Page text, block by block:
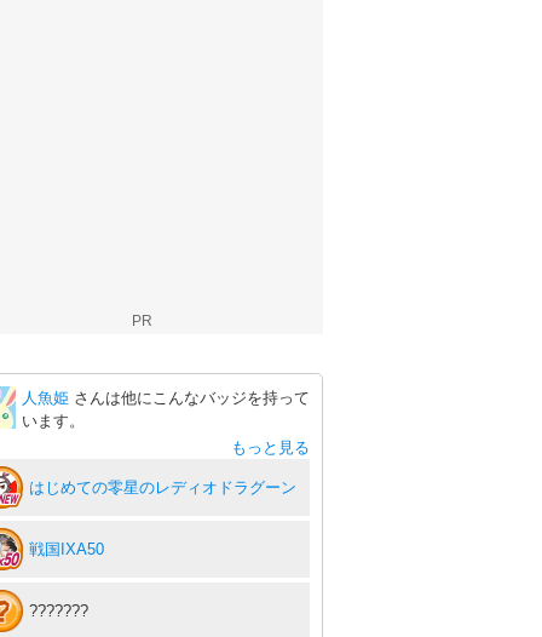
PR
人魚姫 さんは他にこんなバッジを持って
います。
もっと見る
はじめての零星のレディオドラグーン
戦国IXA50
???????